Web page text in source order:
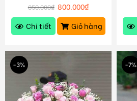
850.000₫ 800.000₫
Chi tiết
Giỏ hàng
-3% -7%